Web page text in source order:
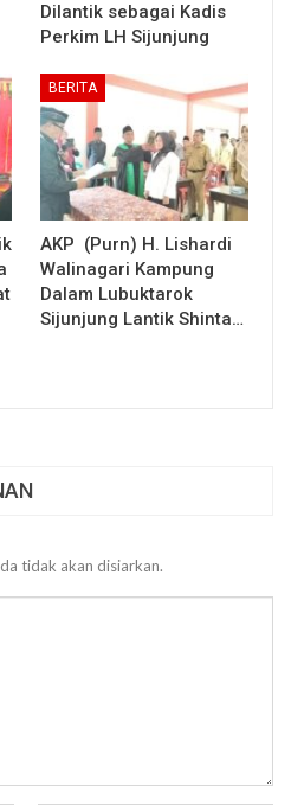
Dilantik sebagai Kadis
Perkim LH Sijunjung
BERITA
AKP (Purn) H. Lishardi
Walinagari Kampung
Dalam Lubuktarok
Sijunjung Lantik Shinta…
tidak akan disiarkan.